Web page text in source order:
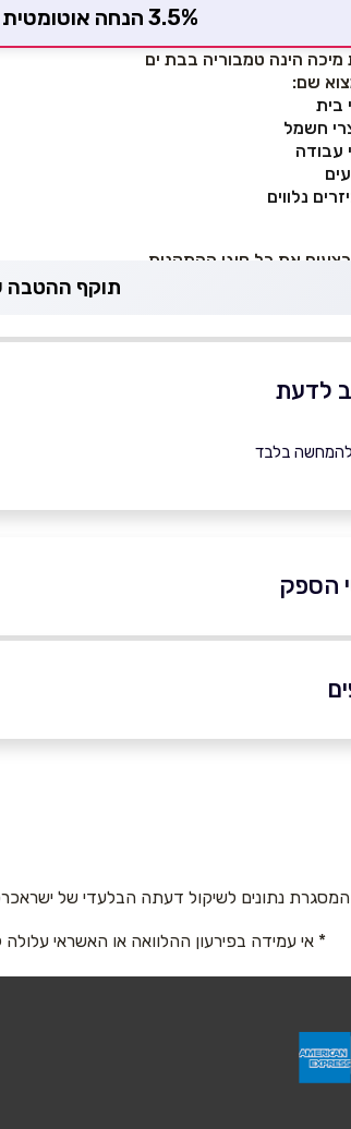
3.5% הנחה אוטומטית למשלמים בכרטיס המועדון
מיכה הינה טמבוריה בבת ים
שם:
בית
חשמל
עבודה
נלווים
את כל סוגי ההתקנות
תוקף ההטבה עד -
לדעת
בלבד
הספק
אלי בקשר ל...
נתונים לשיקול דעתה הבלעדי של
* אי עמידה בפירעון ההלוואה או האשראי עלולה